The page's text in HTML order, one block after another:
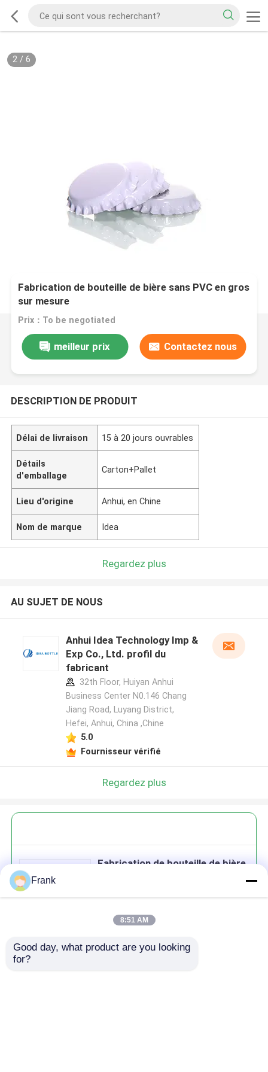
2/ 6
Fabrication de bouteille de bière sans PVC en gros
sur mesure
Prix：To be negotiated
meilleur prix Contactez nous
DESCRIPTION DE PRODUIT
Délai de livraison 15 à 20 jours ouvrables
Détails
d'emballage
Carton+Pallet
Lieu d'origine Anhui, en Chine
Nom de marque Idea
Regardez plus
AU SUJET DE NOUS
Anhui Idea Technology Imp &
Exp Co., Ltd. profil du
fabricant
32th Floor, Huiyan Anhui
Business Center N0.146 Chang
Jiang Road, Luyang District,
Hefei, Anhui, China ,Chine
5.0
Fournisseur vérifié
Regardez plus
Fabrication de bouteille de bière
Continuer
Frank
8:51 AM
Good day, what product are you looking
for?